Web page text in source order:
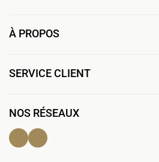
À PROPOS
SERVICE CLIENT
NOS RÉSEAUX
Facebook